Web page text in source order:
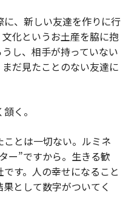
に、新しい友達を作りに行
化というお土産を脇に抱
し、相手が持っていない
だ見たことのない友達に
く。
ことは一切ない。ルミネ
ー”ですから。生きる歓
す。人の幸せになること
として数字がついてく